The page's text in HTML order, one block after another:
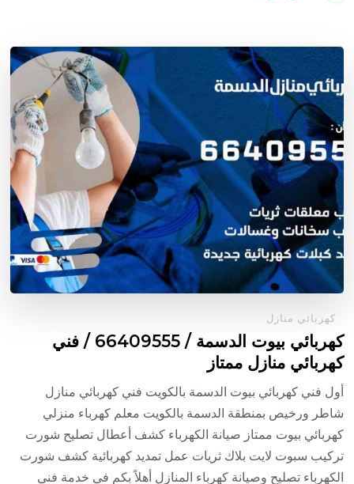
كهربائي منازل
كهربائي بيوت الدسمة / 66409555 / فني
كهربائي منازل ممتاز
أول فني كهربائي بيوت الدسمة بالكويت فني كهربائي منازل
شاطر ورخيص بمنطقة الدسمة بالكويت معلم كهرباء منزلي
كهربائي بيوت ممتاز صيانة الكهرباء كشف أعطال تصليح شورت
تركيب سبوت لايت بلاك ثريات عمل تمديد كهربائية كشف شورت
الكهرباء تصليح وصيانة كهرباء المنازل أهلاً بكم في خدمة فني